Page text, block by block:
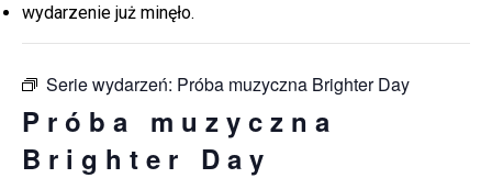
wydarzenie już minęło.
Serie wydarzeń: Próba muzyczna Brighter Day
Próba muzyczna
Brighter Day